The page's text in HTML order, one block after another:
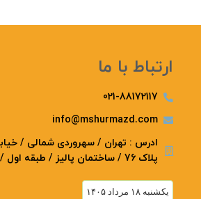
ارتباط با ما
021-88172117
info@mshurmazd.com
ادرس : تهران / سهروردی شمالی /
پلاک 76 / ساختمان پالیز / طبقه اول / واحد 2
يكشنبه ۱۸ مرداد ۱۴۰۵